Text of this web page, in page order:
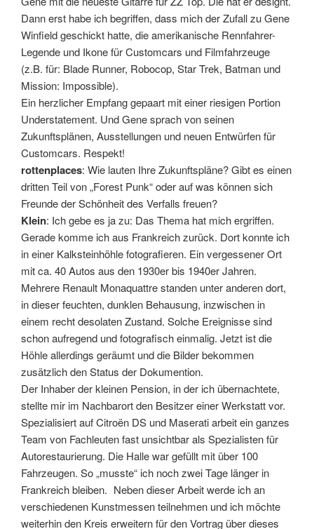
Dann erst habe ich begriffen, dass mich der Zufall zu Gene
Winfield geschickt hatte, die amerikanische Rennfahrer-
Legende und Ikone für Customcars und Filmfahrzeuge
(z.B. für: Blade Runner, Robocop, Star Trek, Batman und
Mission: Impossible).
Ein herzlicher Empfang gepaart mit einer riesigen Portion
Understatement. Und Gene sprach von seinen
Zukunftsplänen, Ausstellungen und neuen Entwürfen für
Customcars. Respekt!
rottenplaces: Wie lauten Ihre Zukunftspläne? Gibt es einen
dritten Teil von „Forest Punk“ oder auf was können sich
Freunde der Schönheit des Verfalls freuen?
Klein: Ich gebe es ja zu: Das Thema hat mich ergriffen.
Gerade komme ich aus Frankreich zurück. Dort konnte ich
in einer Kalksteinhöhle fotografieren. Ein vergessener Ort
mit ca. 40 Autos aus den 1930er bis 1940er Jahren.
Mehrere Renault Monaquattre standen unter anderen dort,
in dieser feuchten, dunklen Behausung, inzwischen in
einem recht desolaten Zustand. Solche Ereignisse sind
schon aufregend und fotografisch einmalig. Jetzt ist die
Höhle allerdings geräumt und die Bilder bekommen
zusätzlich den Status der Dokumention.
Der Inhaber der kleinen Pension, in der ich übernachtete,
stellte mir im Nachbarort den Besitzer einer Werkstatt vor.
Spezialisiert auf Citroën DS und Maserati arbeit ein ganzes
Team von Fachleuten fast unsichtbar als Spezialisten für
Autorestaurierung. Die Halle war gefüllt mit über 100
Fahrzeugen. So „musste“ ich noch zwei Tage länger in
Frankreich bleiben. Neben dieser Arbeit werde ich an
verschiedenen Kunstmessen teilnehmen und ich möchte
weiterhin den Kreis erweitern für den Vortrag über dieses